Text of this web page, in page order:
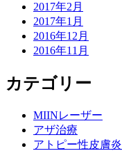
2017年2月
2017年1月
2016年12月
2016年11月
カテゴリー
MIINレーザー
アザ治療
アトピー性皮膚炎